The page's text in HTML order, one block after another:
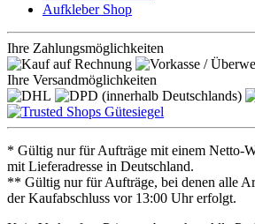
Aufkleber Shop
Ihre Zahlungsmöglichkeiten
Ihre Versandmöglichkeiten
* Gültig nur für Aufträge mit einem Netto-
mit Lieferadresse in Deutschland.
** Gültig nur für Aufträge, bei denen alle
der Kaufabschluss vor 13:00 Uhr erfolgt.